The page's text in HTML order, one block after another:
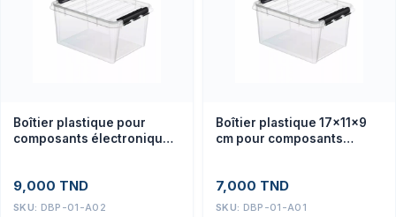
Boîtier plastique pour
composants électroniques
9,000 TND
SKU: DBP-01-A02
Boîtier plastique 17x11x9
cm pour composants
7,000 TND
SKU: DBP-01-A01